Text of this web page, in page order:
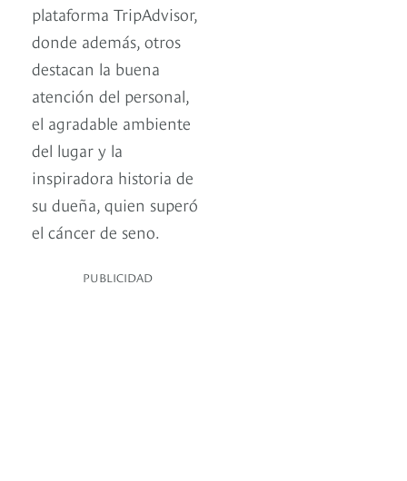
plataforma TripAdvisor,
donde además, otros
destacan la buena
atención del personal,
el agradable ambiente
del lugar y la
inspiradora historia de
su dueña, quien superó
el cáncer de seno.
PUBLICIDAD